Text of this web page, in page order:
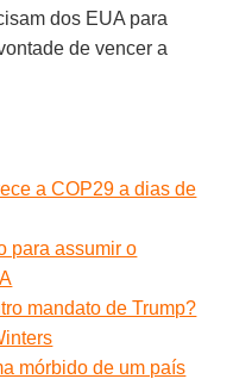
dos EUA para
de vencer a
a COP29 a dias de
para assumir o
mandato de Trump?
mórbido de um país